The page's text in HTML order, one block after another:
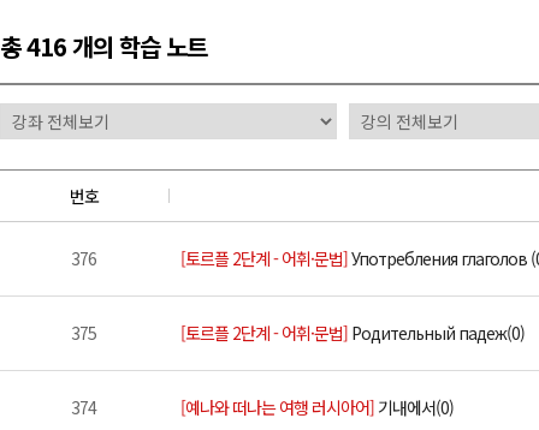
총416 개의 학습 노트
번호
376 [토르플 2단계 - 어휘·문법]Употребления глаголов
375 [토르플 2단계 - 어휘·문법] Родительный падеж(0)
374 [예나와 떠나는 여행 러시아어] 기내에서(0)